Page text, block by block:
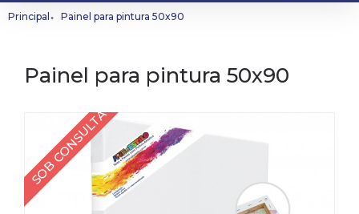
Principal Painel para pintura 50x90
Painel para pintura 50x90
SOB CONSULTA